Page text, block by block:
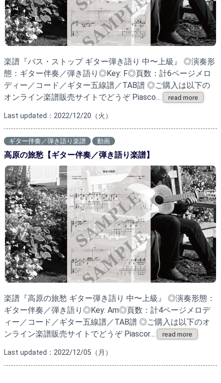
楽譜『バス・ストップ ギター弾き語り 中〜上級』 ◎演奏形
態：ギター伴奏／弾き語り◎Key: F◎頁数：計6ページメロ
ディー／コード／ギター五線譜／TAB譜 ◎ご購入は以下の
オンライン楽譜販売サイトでどうぞ Piasco…
read more
Last updated：2022/12/20（火）
ギター伴奏／弾き語り楽譜 動画
高原の旅愁【ギター伴奏／弾き語り楽譜】
楽譜『高原の旅愁 ギター弾き語り 中〜上級』 ◎演奏形態：
ギター伴奏／弾き語り◎Key: Am◎頁数：計4ページメロデ
ィー／コード／ギター五線譜／TAB譜 ◎ご購入は以下のオ
ンライン楽譜販売サイトでどうぞ Piascor…
read more
Last updated：2022/12/05（月）